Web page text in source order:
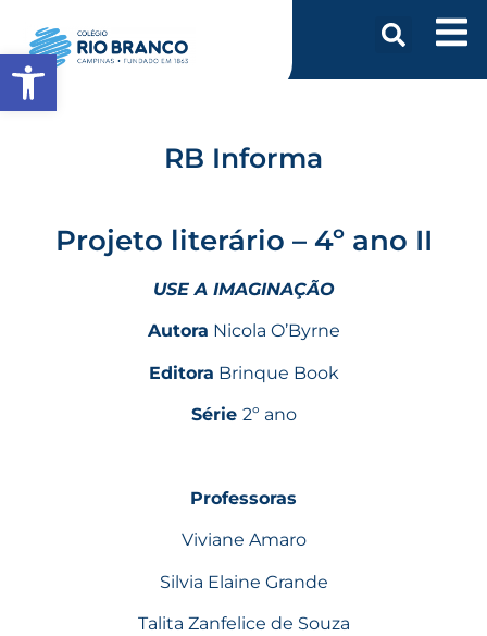
RB Informa
Projeto literário – 4º ano II
USE A IMAGINAÇÃO
Autora Nicola O’Byrne
Editora Brinque Book
Série 2º ano
Professoras
Viviane Amaro
Silvia Elaine Grande
Talita Zanfelice de Souza
Abrir a barra de ferramentas